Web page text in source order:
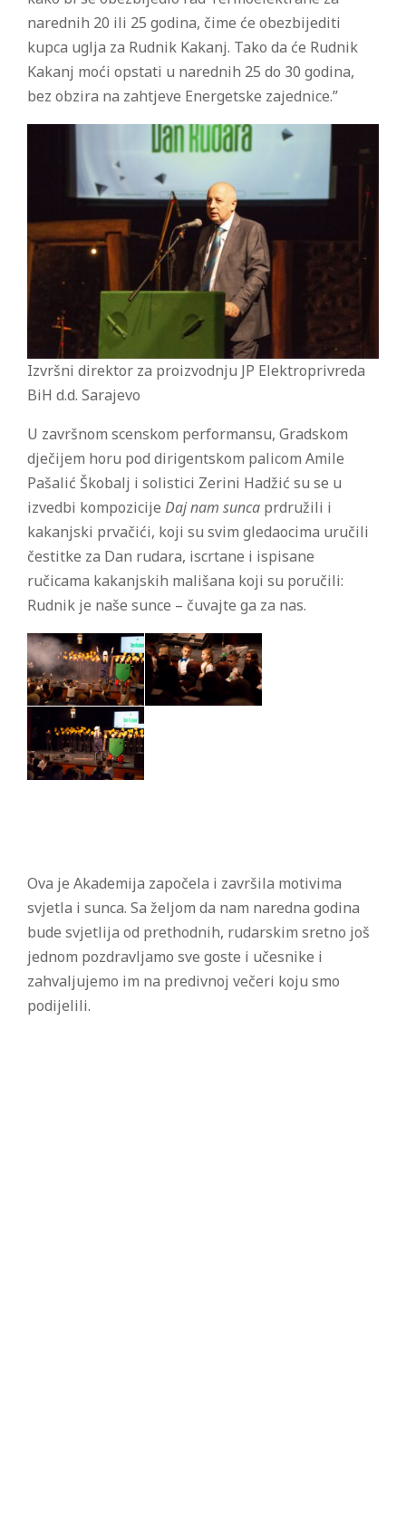
narednih 20 ili 25 godina, čime će obezbijediti
kupca uglja za Rudnik Kakanj. Tako da će Rudnik
Kakanj moći opstati u narednih 25 do 30 godina,
bez obzira na zahtjeve Energetske zajednice.”
Izvršni direktor za proizvodnju JP Elektroprivreda
BiH d.d. Sarajevo
U završnom scenskom performansu, Gradskom
dječijem horu pod dirigentskom palicom Amile
Pašalić Škobalj i solistici Zerini Hadžić su se u
izvedbi kompozicije Daj nam sunca prdružili i
kakanjski prvačići, koji su svim gledaocima uručili
čestitke za Dan rudara, iscrtane i ispisane
ručicama kakanjskih mališana koji su poručili:
Rudnik je naše sunce – čuvajte ga za nas.
Ova je Akademija započela i završila motivima
svjetla i sunca. Sa željom da nam naredna godina
bude svjetlija od prethodnih, rudarskim sretno još
jednom pozdravljamo sve goste i učesnike i
zahvaljujemo im na predivnoj večeri koju smo
podijelili.